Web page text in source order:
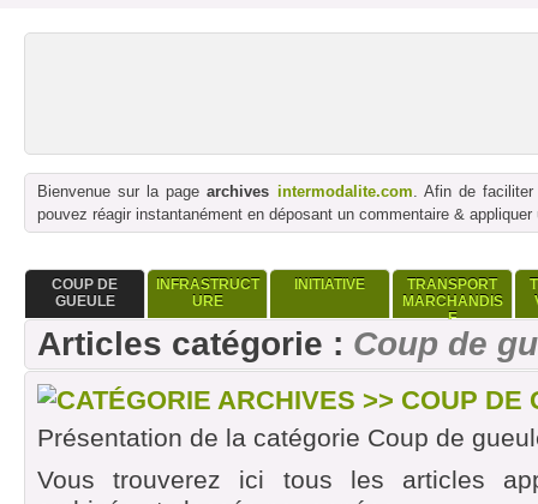
Bienvenue sur la pagearchives intermodalite.com. Afin de
pouvez réagir instantanément en déposant un commentaire & appliquer
COUP DE
GUEULE
INFRASTRUCT
URE
INITIATIVE
TRANSPORT
MARCHANDIS
E
Articles catégorie : Coup de
CATÉGORIE ARCHIVES >> COUP DE
Présentation de la catégorie Coup de
Vous trouverez ici tous les articles